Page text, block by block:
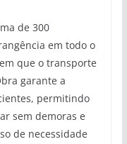
de 300
em todo o
que o transporte
garante a
permitindo
sem demoras e
de necessidade